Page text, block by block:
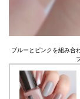
ブルーとピンクを組み合